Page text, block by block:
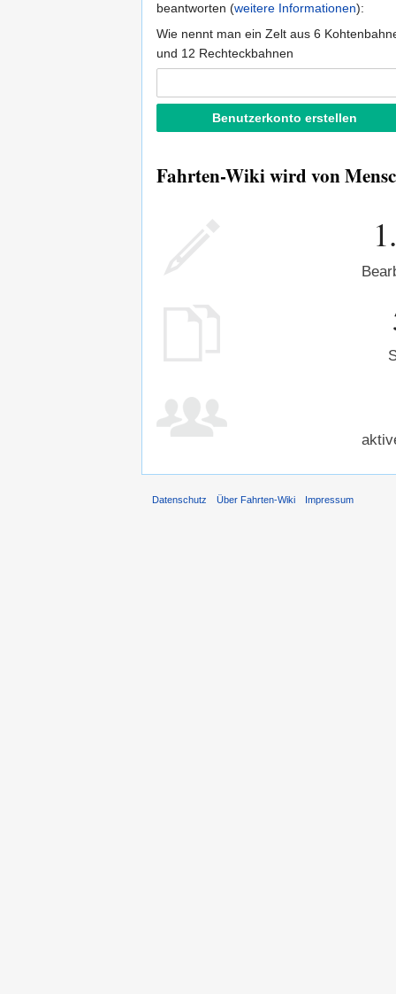
beantworten (weitere Informationen):
Wie nennt man ein Zelt aus 6
und 12 Rechteckbahnen
Fahrten-Wiki wird von
Datenschutz Über Fahrten-Wiki Impressum